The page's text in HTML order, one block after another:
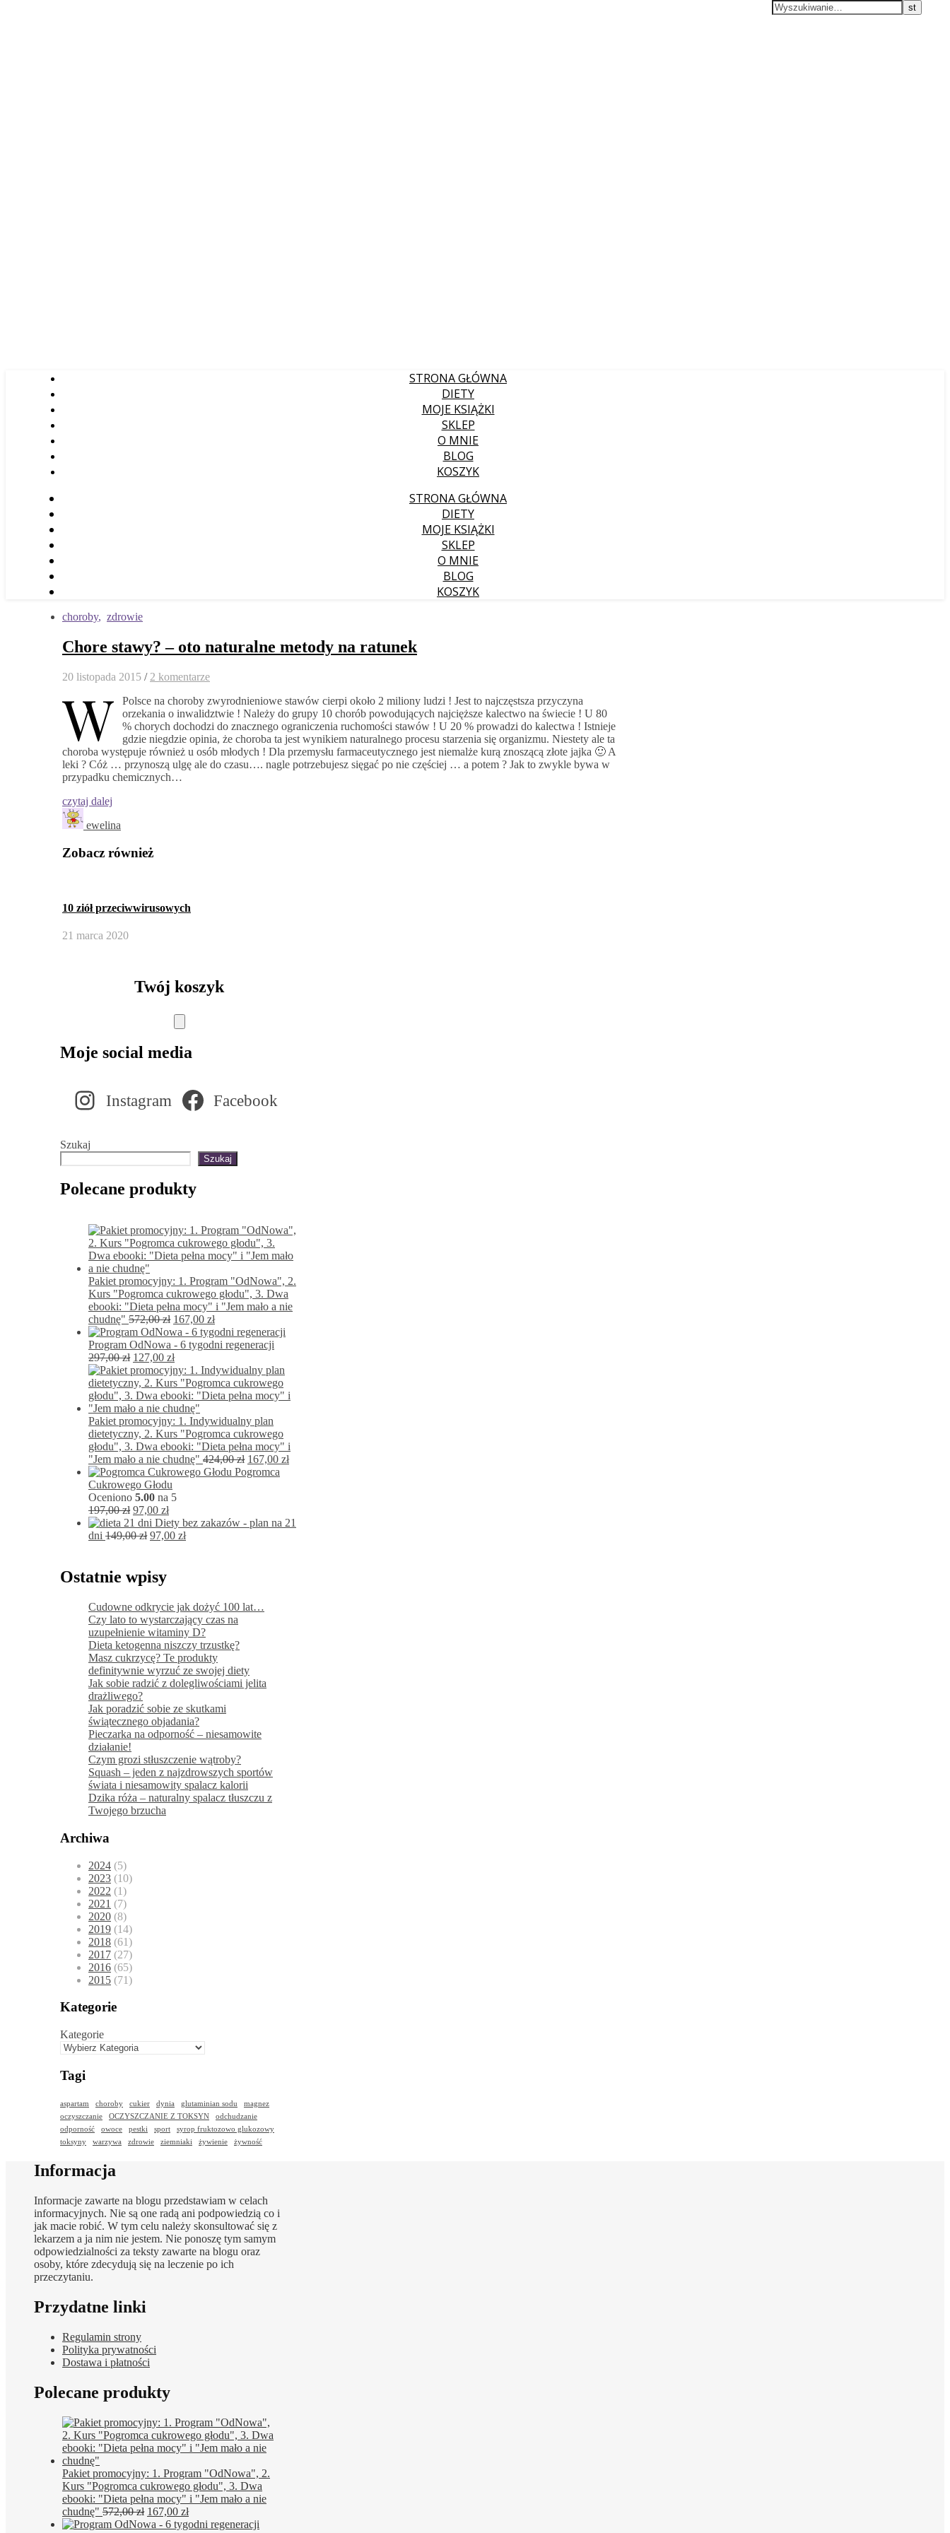
STRONA GŁÓWNA
DIETY
MOJE KSIĄŻKI
SKLEP
O MNIE
BLOG
KOSZYK
STRONA GŁÓWNA
DIETY
MOJE KSIĄŻKI
SKLEP
O MNIE
BLOG
KOSZYK
choroby, zdrowie
Chore stawy? – oto naturalne metody na ratunek
20 listopada 2015 / 2 komentarze
W
Polsce na choroby zwyrodnieniowe stawów cierpi około 2 miliony ludzi ! Jest to najczęstsza przyczyna
orzekania o inwalidztwie ! Należy do grupy 10 chorób powodujących najcięższe kalectwo na świecie ! U 80
% chorych dochodzi do znacznego ograniczenia ruchomości stawów ! U 20 % prowadzi do kalectwa ! Istnieje
gdzie niegdzie opinia, że choroba ta jest wynikiem naturalnego procesu starzenia się organizmu. Niestety ale ta
choroba występuje również u osób młodych ! Dla przemysłu farmaceutycznego jest niemalże kurą znoszącą złote jajka 🙂 A
leki ? Cóż … przynoszą ulgę ale do czasu…. nagle potrzebujesz sięgać po nie częściej … a potem ? Jak to zwykle bywa w
przypadku chemicznych…
czytaj dalej
ewelina
Zobacz również
10 ziół przeciwwirusowych
21 marca 2020
Twój koszyk
Moje social media
Instagram Facebook
Szukaj
Szukaj
Polecane produkty
Pakiet promocyjny: 1. Program "OdNowa", 2.
Kurs "Pogromca cukrowego głodu", 3. Dwa
ebooki: "Dieta pełna mocy" i "Jem mało a nie
chudnę" 572,00zł Pierwotna
cena
wynosiła:
572,00 zł.
167,00 złAktualna
cena
wynosi:
Program OdNowa - 6 tygodni regeneracji
297,00zł Pierwotna
cena
wynosiła:
297,00 zł.
127,00 złAktualna
cena
wynosi:
127,00 zł.
Pakiet promocyjny: 1. Indywidualny plan
dietetyczny, 2. Kurs "Pogromca cukrowego
głodu", 3. Dwa ebooki: "Dieta pełna mocy" i
"Jem mało a nie chudnę" 424,00zł Pierwotna
cena
167,00 złAktualna
Pogromca
Cukrowego Głodu
Oceniono 5.00 na 5
197,00zł Pierwotna
cena
wynosiła:
97,00 złAktualna
cena
wynosi:
Diety bez zakazów - plan na 21
dni 149,00zł Pierwotna
149,00 zł.
97,00 złAktualna
Ostatnie wpisy
Cudowne odkrycie jak dożyć 100 lat…
Czy lato to wystarczający czas na
uzupełnienie witaminy D?
Dieta ketogenna niszczy trzustkę?
Masz cukrzycę? Te produkty
definitywnie wyrzuć ze swojej diety
Jak sobie radzić z dolegliwościami jelita
drażliwego?
Jak poradzić sobie ze skutkami
świątecznego objadania?
Pieczarka na odporność – niesamowite
działanie!
Czym grozi stłuszczenie wątroby?
Squash – jeden z najzdrowszych sportów
świata i niesamowity spalacz kalorii
Dzika róża – naturalny spalacz tłuszczu z
Twojego brzucha
Archiwa
2024 (5)
2023 (10)
2022 (1)
2021 (7)
2020 (8)
2019 (14)
2018 (61)
2017 (27)
2016 (65)
2015 (71)
Kategorie
Kategorie
Tagi
aspartam choroby cukier dynia glutaminian sodu
magnez
oczyszczanie
OCZYSZCZANIE Z TOKSYN
odchudzanie
odporność
owoce pestki sport
syrop fruktozowo glukozowy
toksyny
warzywa zdrowie ziemniaki żywienie żywność
Informacja
Informacje zawarte na blogu przedstawiam w celach
informacyjnych. Nie są one radą ani podpowiedzią co i
jak macie robić. W tym celu należy skonsultować się z
lekarzem a ja nim nie jestem. Nie ponoszę tym samym
odpowiedzialności za teksty zawarte na blogu oraz
osoby, które zdecydują się na leczenie po ich
przeczytaniu.
Przydatne linki
Regulamin strony
Polityka prywatności
Dostawa i płatności
Polecane produkty
Pakiet promocyjny: 1. Program "OdNowa", 2.
Kurs "Pogromca cukrowego głodu", 3. Dwa
ebooki: "Dieta pełna mocy" i "Jem mało a nie
chudnę" 572,00zł Pierwotna
cena
167,00 złAktualna
cena